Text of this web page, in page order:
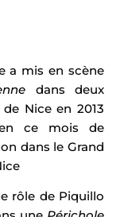
a mis en scène
dans deux
Nice en 2013
ce mois de
dans le Grand
rôle de Piquillo